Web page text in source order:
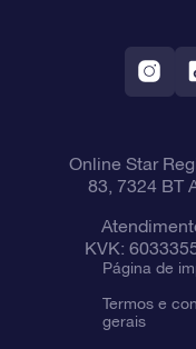
Aplicativo RV
Constelações
Online Star
83, 7324 BT
KVK:
Página de
Termos e
gerais